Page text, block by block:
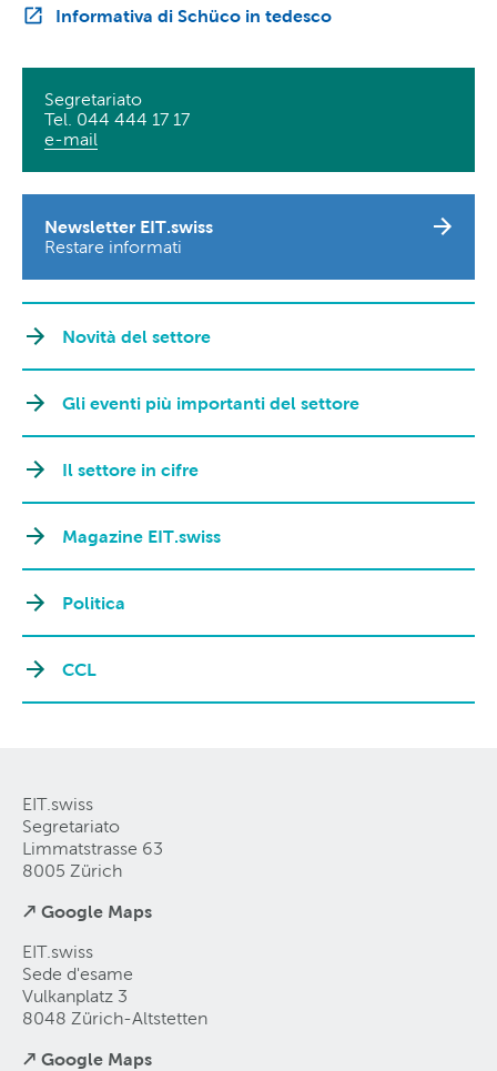
Informativa di Schüco in tedesco
Segretariato
Tel. 044 444 17 17
e-mail
Newsletter EIT.swiss
Restare informati
Novità del settore
Gli eventi più importanti del settore
Il settore in cifre
Magazine EIT.swiss
Politica
CCL
EIT.swiss
Segretariato
Limmatstrasse 63
8005 Zürich
↗ Google Maps
EIT.swiss
Sede d'esame
Vulkanplatz 3
8048 Zürich-Altstetten
↗ Google Maps